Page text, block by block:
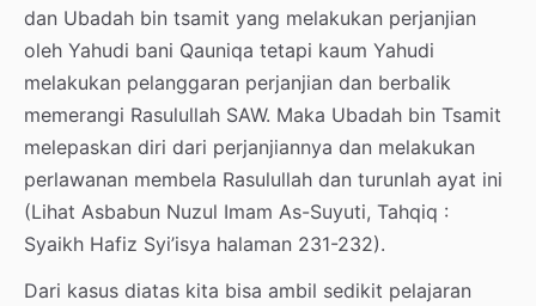
dan Ubadah bin tsamit yang melakukan perjanjian
oleh Yahudi bani Qauniqa tetapi kaum Yahudi
melakukan pelanggaran perjanjian dan berbalik
memerangi Rasulullah SAW. Maka Ubadah bin Tsamit
melepaskan diri dari perjanjiannya dan melakukan
perlawanan membela Rasulullah dan turunlah ayat ini
(Lihat Asbabun Nuzul Imam As-Suyuti, Tahqiq :
Syaikh Hafiz Syi’isya halaman 231-232).
Dari kasus diatas kita bisa ambil sedikit pelajaran